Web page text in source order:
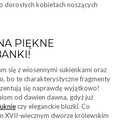
dorosłych kobietach noszących
PIĘKNE
się z wiosennymi sukienkami oraz
bo te charakterystyczne fragmenty
się naprawdę wyjątkowo!
od dawien dawna, gdyż już
czy eleganckie bluzki. Co
XVII-wiecznym dworze królewskim